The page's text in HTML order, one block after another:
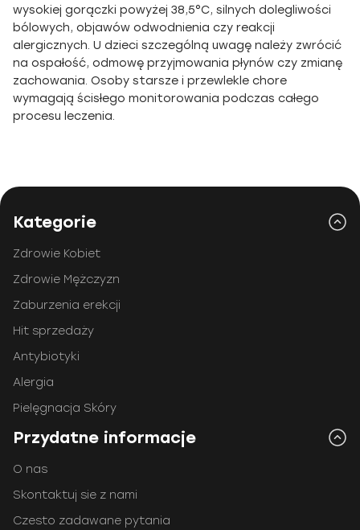
wysokiej gorączki powyżej 38,5°C, silnych dolegliwości
bólowych, objawów odwodnienia czy reakcji
alergicznych. U dzieci szczególną uwagę należy zwrócić
na ospałość, odmowę przyjmowania płynów czy zmianę
zachowania. Osoby starsze i przewlekle chore
wymagają ścisłego monitorowania podczas całego
procesu leczenia.
Kategorie
Zdrowie Kobiet
Zdrowie Mężczyzn
Zaburzenia erekcji
Hit sprzedaży
Antybiotyki
Alergia
Pielęgnacja Skóry
Przydatne informacje
O nas
Skontaktuj sie z nami
Czesto zadawane pytania